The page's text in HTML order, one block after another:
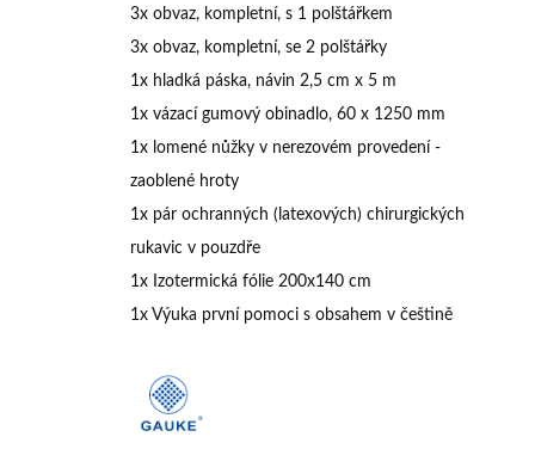
3x obvaz, kompletní, s 1 polštářkem
3x obvaz, kompletní, se 2 polštářky
1x hladká páska, návin 2,5 cm x 5 m
1x vázací gumový obinadlo, 60 x 1250 mm
1x lomené nůžky v nerezovém provedení -
zaoblené hroty
1x pár ochranných (latexových) chirurgických
rukavic v pouzdře
1x Izotermická fólie 200x140 cm
1x Výuka první pomoci s obsahem v češtině